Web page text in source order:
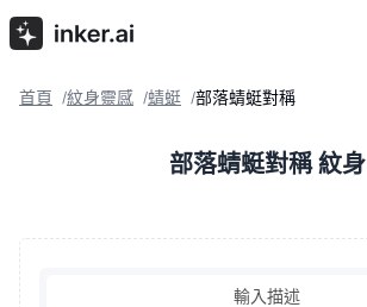
首頁 /紋身靈感 /蜻蜓 /部落蜻蜓對稱
部落蜻蜓對稱 紋身
輸入描述